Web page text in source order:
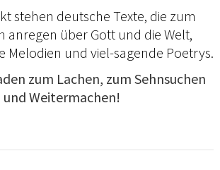
stehen deutsche Texte, die zum
anregen über Gott und die Welt,
Melodien und viel-sagende Poetrys.
zum Lachen, zum Sehnsuchen
und Weitermachen!